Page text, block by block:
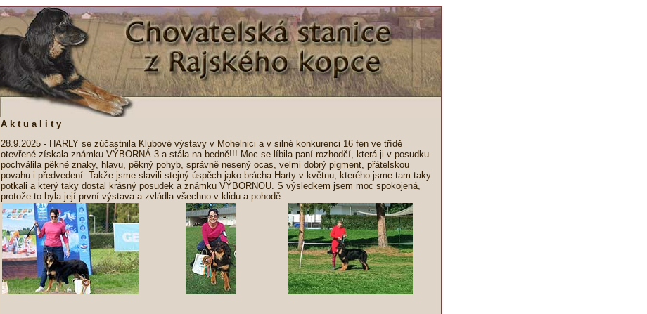
A k t u a l i t y
28.9.2025 - HARLY se zúčastnila Klubové výstavy v Mohelnici a v silné konkurenci 16 fen ve třídě
otevřené získala známku VÝBORNÁ 3 a stála na bedně!!! Moc se líbila paní rozhodčí, která ji v posudku
pochválila pěkné znaky, hlavu, pěkný pohyb, správně nesený ocas, velmi dobrý pigment, přátelskou
povahu i předvedení. Takže jsme slavili stejný úspěch jako brácha Harty v květnu, kterého jsme tam taky
potkali a který taky dostal krásný posudek a známku VÝBORNOU. S výsledkem jsem moc spokojená,
protože to byla její první výstava a zvládla všechno v klidu a pohodě.